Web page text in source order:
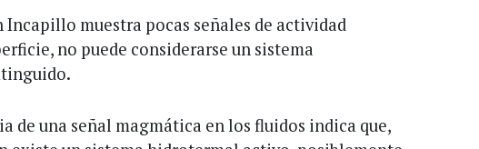
Incapillo muestra pocas señales de actividad
no puede considerarse un sistema
de una señal magmática en los fluidos indica que,